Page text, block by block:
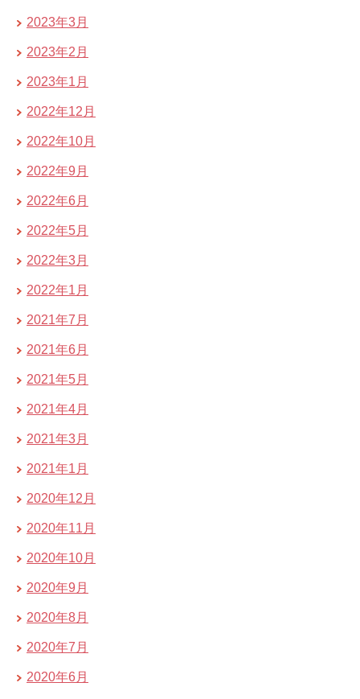
2023年3月
2023年2月
2023年1月
2022年12月
2022年10月
2022年9月
2022年6月
2022年5月
2022年3月
2022年1月
2021年7月
2021年6月
2021年5月
2021年4月
2021年3月
2021年1月
2020年12月
2020年11月
2020年10月
2020年9月
2020年8月
2020年7月
2020年6月